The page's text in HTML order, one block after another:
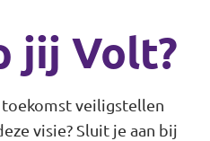
jij Volt?
veiligstellen
visie? Sluit je aan bij